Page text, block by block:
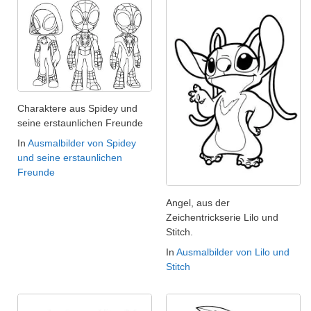
Charaktere aus Spidey und
seine erstaunlichen Freunde
In Ausmalbilder von Spidey
und seine erstaunlichen
Freunde
Angel, aus der
Zeichentrickserie Lilo und
Stitch.
In Ausmalbilder von Lilo und
Stitch